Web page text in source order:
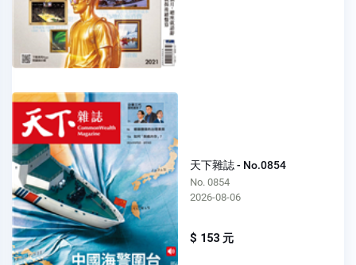
天下雜誌 - No.0854
No. 0854
2026-08-06
$ 153 元